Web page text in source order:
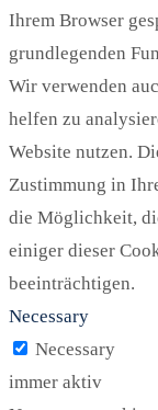
Ihrem Browser
grundlegenden
Wir verwenden
helfen zu
Website nutzen.
Zustimmung in
die Möglichkeit,
einiger dieser
beeinträchtigen.
Necessary
Necessary
immer aktiv